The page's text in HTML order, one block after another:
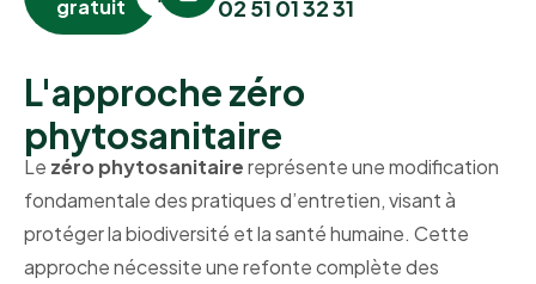
gratuit 02 51 01 32 31
L'approche zéro
phytosanitaire
Le zéro phytosanitairereprésente une modification
fondamentale des pratiques d’entretien, visant à
protéger la biodiversité et la santé humaine. Cette
approche nécessite une refonte complète des